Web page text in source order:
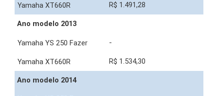
R$ 1.491,28
Ano modelo 2013
-
R$ 1.534,30
Ano modelo 2014